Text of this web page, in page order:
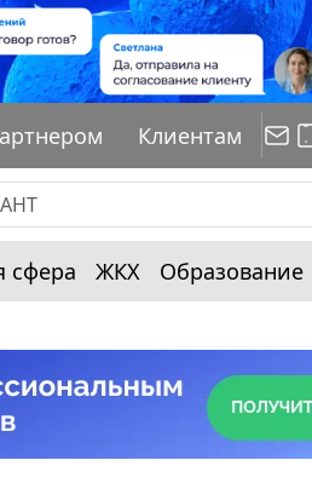
Клиентам
сфера ЖКХ Образование